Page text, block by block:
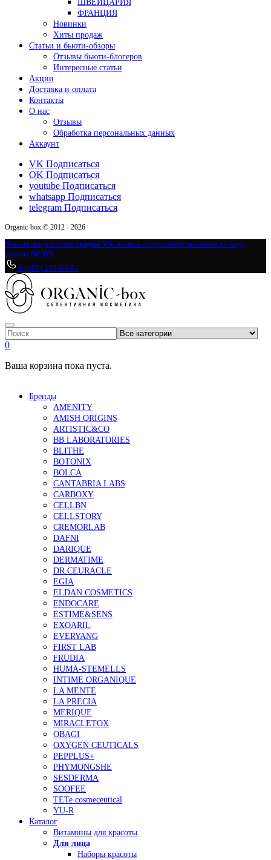
ШВЕЙЦАРИЯ
ФРАНЦИЯ
Новинки
Хиты продаж
Статьи и бьюти-обзоры
Отзывы бьюти-блогеров
Интересные статьи
Акции
Доставка и оплата
Контакты
О нас
Отзывы
Обработка персональных данных
Аккаунт
VK Подписаться
OK Подписаться
youtube Подписаться
whatsapp Подписаться
telegram Подписаться
Organic-box © 2012 - 2026
Новым покупателям скидка 5% на весь ассортимент магазина по коду
купона NEW5
8 (495) 233-64-54
0
Ваша корзина пока пуста.
Бренды
AMENITY
AMISH ORIGINS
ARTISTIC&CO
BB LABORATORIES
BLITHE
BOTONIX
BOLCA
CANTABRIA LABS
CARBOXY
CELLBN
CELLSTORY
CREMORLAB
DAFNI
DARIQUE
DERMATIME
DR.CEURACLE
EGIA
ELDAN COSMETICS
ENDOCARE
ESTIME&SENS
EXOARIL
EVERYANG
FIRST LAB
FRUDIA
HUMA-STEMELLS
INTIME ORGANIQUE
LA MENTE
LA PRECIA
MERIQUE
MIRACLETOX
OBAGI
OXYGEN CEUTICALS
PEPPLUS+
PHYMONGSHE
SESDERMA
SOOFEE
TETe cosmeceutical
YU-R
Каталог
Витамины для красоты
Для лица
Наборы красоты